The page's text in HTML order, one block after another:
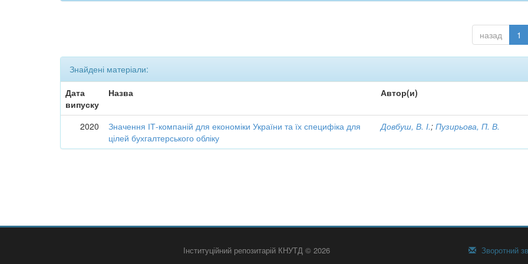
назад 1
Знайдені матеріали:
Дата
випуску
Назва Автор(и)
2020
Значення ІТ-компаній для економіки України та їх специфіка для
цілей бухгалтерського обліку
Довбуш, В. І.;Пузирьова, П. В.
Інституційний репозитарій КНУТД © 2026 Зворотний